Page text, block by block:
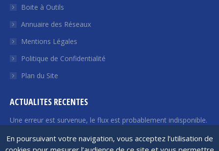
En poursuivant votre navigation, vous acceptez l’utilisation de
une
nouvelle
fenêtre
une
nouvelle
fenêtre
une
nouvelle
fenêtre
une
nouvelle
fenêtre
nouvelle
fenêtre
Boite à Outils
Annuaire des Réseaux
Mentions Légales
Politique de Confidentialité
Plan du Site
ACTUALITES RECENTES
Une erreur est survenue, le flux est probablement indisponible.